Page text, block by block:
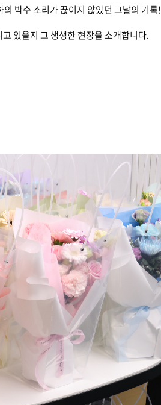
박수 소리가 끊이지 않았던 그날의 기록!
있을지 그 생생한 현장을 소개합니다.